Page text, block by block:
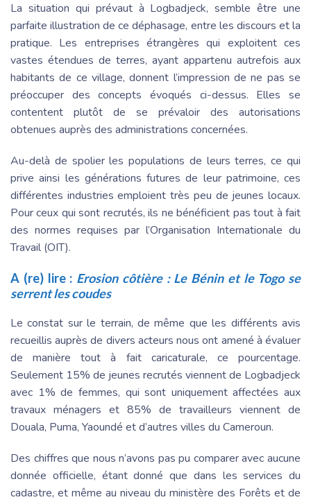
La situation qui prévaut à Logbadjeck, semble être une
parfaite illustration de ce déphasage, entre les discours et la
pratique. Les entreprises étrangères qui exploitent ces
vastes étendues de terres, ayant appartenu autrefois aux
habitants de ce village, donnent l’impression de ne pas se
préoccuper des concepts évoqués ci-dessus. Elles se
contentent plutôt de se prévaloir des autorisations
obtenues auprès des administrations concernées.
Au-delà de spolier les populations de leurs terres, ce qui
prive ainsi les générations futures de leur patrimoine, ces
différentes industries emploient très peu de jeunes locaux.
Pour ceux qui sont recrutés, ils ne bénéficient pas tout à fait
des normes requises par l’Organisation Internationale du
Travail (OIT).
A (re) lire : Erosion côtière : Le Bénin et le Togo se
serrent les coudes
Le constat sur le terrain, de même que les différents avis
recueillis auprès de divers acteurs nous ont amené à évaluer
de manière tout à fait caricaturale, ce pourcentage.
Seulement 15% de jeunes recrutés viennent de Logbadjeck
avec 1% de femmes, qui sont uniquement affectées aux
travaux ménagers et 85% de travailleurs viennent de
Douala, Puma, Yaoundé et d’autres villes du Cameroun.
Des chiffres que nous n’avons pas pu comparer avec aucune
donnée officielle, étant donné que dans les services du
cadastre, et même au niveau du ministère des Forêts et de